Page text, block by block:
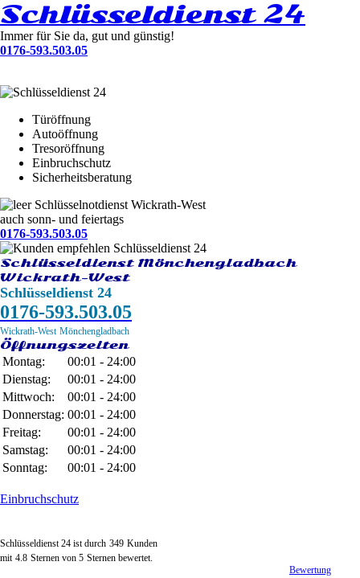
Schlüsseldienst 24
Immer für Sie da, gut und günstig!
0176-593.503.05
Türöffnung
Autoöffnung
Tresoröffnung
Einbruchschutz
Sicherheitsberatung
Schlüsselnotdienst Wickrath-West
auch sonn- und feiertags
0176-593.503.05
Schlüsseldienst Mönchengladbach
Wickrath-West
Schlüsseldienst 24
0176-593.503.05
Wickrath-West Mönchengladbach
Öffnungszeiten
Montag:
00:01 - 24:00
Dienstag:
00:01 - 24:00
Mittwoch:
00:01 - 24:00
Donnerstag: 00:01 - 24:00
Freitag:
00:01 - 24:00
Samstag:
00:01 - 24:00
Sonntag:
00:01 - 24:00
Einbruchschutz
Schlüsseldienst 24 ist durch 349 Kunden
mit 4.8 Sternen von 5 Sternen bewertet.
Bewertung